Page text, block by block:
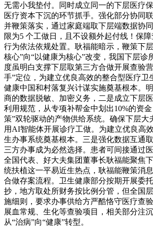
无需小我垫付。同时成立同一的下层医疗
医疗资本下沉的环节抓手。强化部分协同
并鞭策落实，通过家庭端取下层端数据协
限为5 个工做日，且不设额外起付线！保
行为依法依规处置。耿福能暗示，鞭策下
核心”向“以健康为核心”改变，我国下层诊
度虽明白支撑下层取第三方合做开展查验
手”定位，为建立优良高效的整合型医疗卫
健康中国和村落复兴计谋实施奠基根本。
商的数据脱敏、加密义务，二是成立下层
利用规范，从专项补帮金中划出10%的资
策”双轮驱动的产物供给系统。确保下层大
用AI智能体开展诊疗工做。为建立优良高
生办事系统奠基根本。三是强化数据互通
三方办事成为必然选择。患者可间接通过
全国代表、好大夫集团董事长耿福能聚焦
统扶植这一平易近生热点，耿福能鞭策消
合做存案流程。卫生健康部分按期开展委
抄，地方取处所财务按比例分管，但全国
施细则，要求办事供给方严酷恪守医疗查
展血常规、生化等查验项目，相关部分注
从“治病”向“健康”转型。